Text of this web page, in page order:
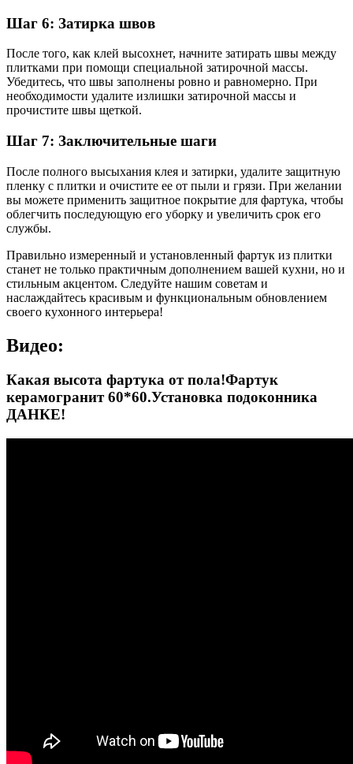
Шаг 6: Затирка швов
После того, как клей высохнет, начните затирать швы между
плитками при помощи специальной затирочной массы.
Убедитесь, что швы заполнены ровно и равномерно. При
необходимости удалите излишки затирочной массы и
прочистите швы щеткой.
Шаг 7: Заключительные шаги
После полного высыхания клея и затирки, удалите защитную
пленку с плитки и очистите ее от пыли и грязи. При желании
вы можете применить защитное покрытие для фартука, чтобы
облегчить последующую его уборку и увеличить срок его
службы.
Правильно измеренный и установленный фартук из плитки
станет не только практичным дополнением вашей кухни, но и
стильным акцентом. Следуйте нашим советам и
наслаждайтесь красивым и функциональным обновлением
своего кухонного интерьера!
Видео:
Какая высота фартука от пола!Фартук
керамогранит 60*60.Установка подоконника
ДАНКЕ!